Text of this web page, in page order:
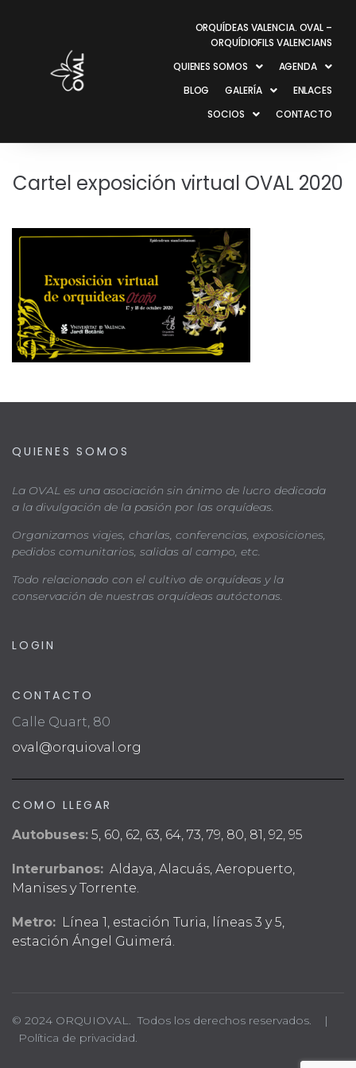
ORQUÍDEAS VALENCIA. OVAL –
ORQUÍDIOFILS VALENCIANS
QUIENES SOMOS
AGENDA
BLOG
GALERÍA
ENLACES
SOCIOS
CONTACTO
Cartel exposición virtual OVAL 2020
QUIENES SOMOS
La OVAL es una asociación sin ánimo de lucro dedicada
a la divulgación de la pasión por las orquídeas.
Organizamos viajes, charlas, conferencias, exposiciones,
pedidos comunitarios, salidas al campo, etc.
Todo relacionado con el cultivo de orquídeas y la
conservación de nuestras orquídeas autóctonas.
LOGIN
CONTACTO
Calle Quart, 80
oval@orquioval.org
COMO LLEGAR
Autobuses: 5, 60, 62, 63, 64, 73, 79, 80, 81, 92, 95
Interurbanos: Aldaya, Alacuás, Aeropuerto,
Manises y Torrente.
Metro: Línea 1, estación Turia, líneas 3 y 5,
estación Ángel Guimerá.
© 2024 ORQUIOVAL. Todos los derechos reservados. |
Política de privacidad.